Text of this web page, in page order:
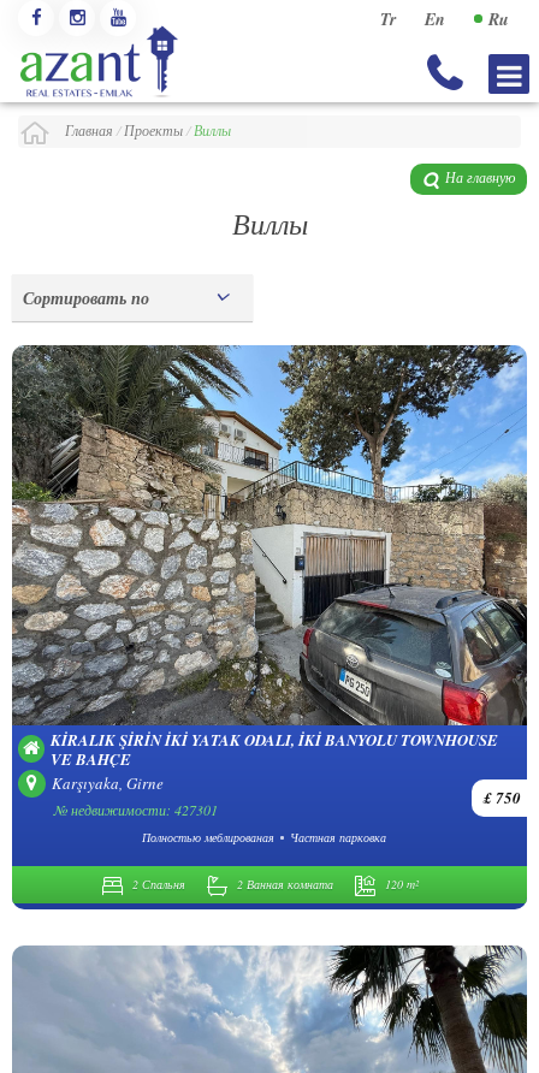
Tr En Ru
Главная / Проекты/ Виллы
На главную
Виллы
Сортировать по
KIRALIK ŞIRIN İKI YATAK ODALI, İKI BANYOLU TOWNHOUSE
VE BAHÇE
Karşıyaka, Girne
£ 750
№ недвижимости: 427301
Полностью меблированая Частная парковка
2 Спальня 2 Ванная комната 120 m²